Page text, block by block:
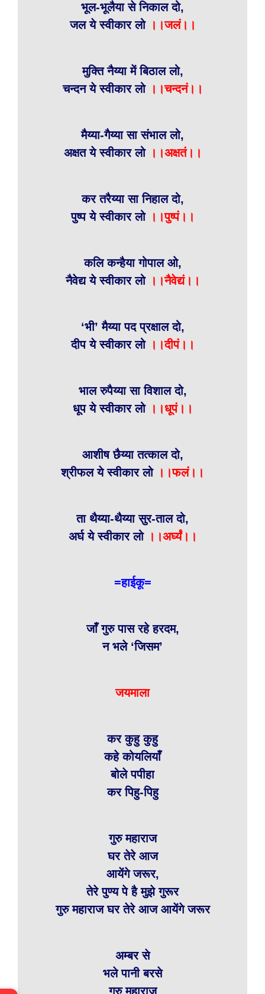
भूल-भूलैया से निकाल दो,
जल ये स्वीकार लो ।।जलं।।
मुक्ति नैय्या में बिठाल लो,
चन्दन ये स्वीकार लो ।।चन्दनं।।
मैय्या-गैय्या सा संभाल लो,
अक्षत ये स्वीकार लो।।अक्षतं।।
कर तरैय्या सा निहाल दो,
पुष्प ये स्वीकार लो ।।पुष्पं।।
कलि कन्हैया गोपाल ओ,
नैवेद्य ये स्वीकार लो।।नैवेद्यं।।
‘भी’ मैय्या पद प्रक्षाल दो,
दीप ये स्वीकार लो।।दीपं।।
भाल रुपैय्या सा विशाल दो,
धूप ये स्वीकार लो।।धूपं।।
आशीष छैय्या तत्काल दो,
श्रीफल ये स्वीकार लो।।फलं।।
ता थैय्या-थैय्या सुर-ताल दो,
अर्घ ये स्वीकार लो ।।अर्घ्यं।।
=हाईकू=
जाँ गुरु पास रहे हरदम,
न भले ‘जिसम’
जयमाला
कर कुहु कुहु
कहे कोयलियाँ
बोले पपीहा
कर पिहु-पिहु
गुरु महाराज
घर तेरे आज
आयेंगे जरूर,
तेरे पुण्य पे है मुझे गुरूर
गुरु महाराज घर तेरे आज आयेंगे जरूर
अम्बर से
भले पानी बरसे
गुरु महाराज